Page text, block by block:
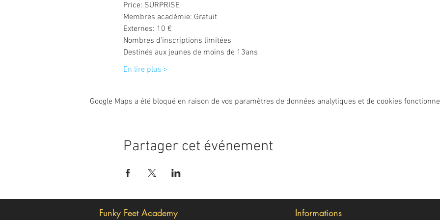
Price: SURPRISE
Membres académie: Gratuit
Externes: 10 €
Nombres d'inscriptions limitées
Destinés aux jeunes de moins de 13ans
En lire plus >
Google Maps a été bloqué en raison de vos paramètres de données analytiques et de cookies
Partager cet événement
Funky Feet Academy Informations